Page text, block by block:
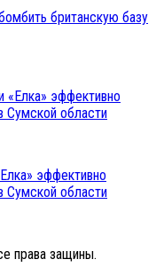
британскую базу
эффективно
Сумской области
права защины.